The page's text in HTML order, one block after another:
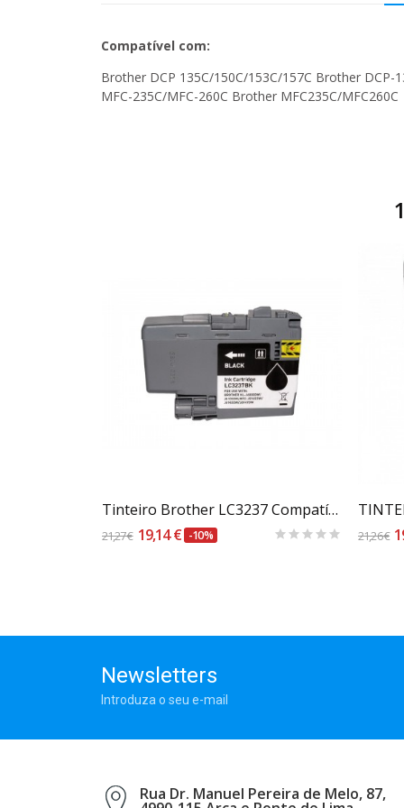
Compatível com:
Brother DCP 135C/150C/153C/157C Brother DCP-
MFC-235C/MFC-260C Brother MFC235C/
Tinteiro Brother LC3237 Compatível Preto
21,27 € 19,14 € -10% 21,26 €
Newsletters
Introduza o seu e-mail
Rua Dr. Manuel Pereira de Melo, 87,